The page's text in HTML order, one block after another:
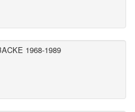
1968-1989